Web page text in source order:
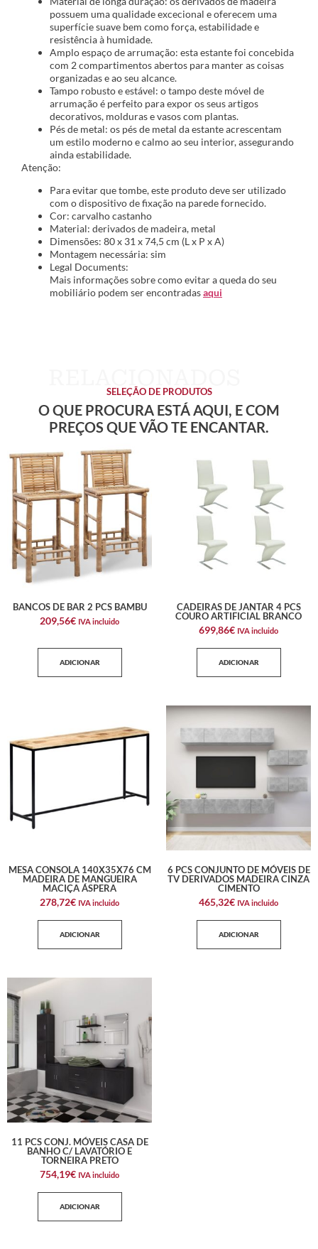
possuem uma qualidade excecional e oferecem uma
superfície suave bem como força, estabilidade e
resistência à humidade.
Amplo espaço de arrumação: esta estante foi concebida
com 2 compartimentos abertos para manter as coisas
organizadas e ao seu alcance.
Tampo robusto e estável: o tampo deste móvel de
arrumação é perfeito para expor os seus artigos
decorativos, molduras e vasos com plantas.
Pés de metal: os pés de metal da estante acrescentam
um estilo moderno e calmo ao seu interior, assegurando
ainda estabilidade.
Atenção:
Para evitar que tombe, este produto deve ser utilizado
com o dispositivo de fixação na parede fornecido.
Cor: carvalho castanho
Material: derivados de madeira, metal
Dimensões: 80 x 31 x 74,5 cm (L x P x A)
Montagem necessária: sim
Legal Documents:
Mais informações sobre como evitar a queda do seu
mobiliário podem ser encontradasaqui
SELEÇÃO DE PRODUTOS
O QUE PROCURA ESTÁ AQUI, E COM
PREÇOS QUE VÃO TE ENCANTAR.
BANCOS DE BAR 2 PCS BAMBU
209,56€ IVA incluido
ADICIONAR
CADEIRAS DE JANTAR 4 PCS
COURO ARTIFICIAL BRANCO
699,86€ IVA incluido
ADICIONAR
MESA CONSOLA 140X35X76 CM
MADEIRA DE MANGUEIRA
MACIÇA ÁSPERA
278,72€ IVA incluido
ADICIONAR
6 PCS CONJUNTO DE MÓVEIS DE
TV DERIVADOS MADEIRA CINZA
CIMENTO
465,32€ IVA incluido
ADICIONAR
11 PCS CONJ. MÓVEIS CASA DE
BANHO C/ LAVATÓRIO E
TORNEIRA PRETO
754,19€ IVA incluido
ADICIONAR